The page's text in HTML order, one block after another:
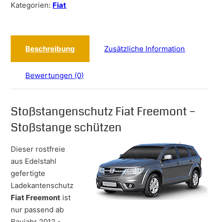
Kategorien: Fiat
Beschreibung Zusätzliche Information
Bewertungen (0)
Stoßstangenschutz Fiat Freemont –
Stoßstange schützen
Dieser rostfreie
aus Edelstahl
gefertigte
Ladekantenschutz
Fiat Freemont ist
nur passend ab